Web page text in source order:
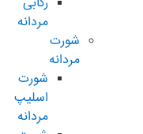
مردانه
شورت
مردانه
شورت
اسلیپ
مردانه